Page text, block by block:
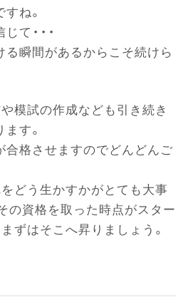
ね。
て・・・
る瞬間があるからこそ続けら
模試の作成なども引き続き
す。
合格させますのでどんどんご
どう生かすかがとても大事
の資格を取った時点がスター
ずはそこへ昇りましょう。